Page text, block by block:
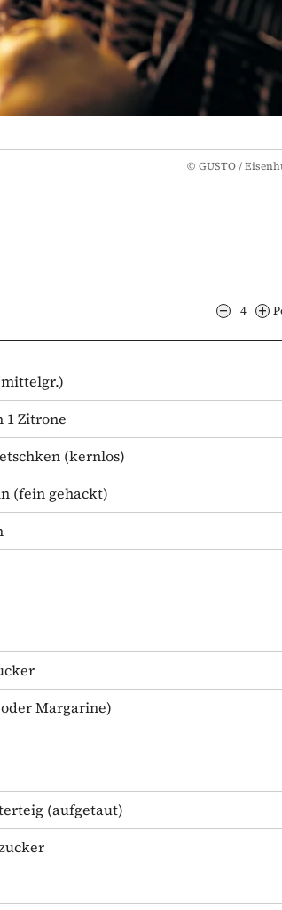
© GUSTO /
4
1 Zitrone
(kernlos)
(fein gehackt)
Margarine)
(aufgetaut)